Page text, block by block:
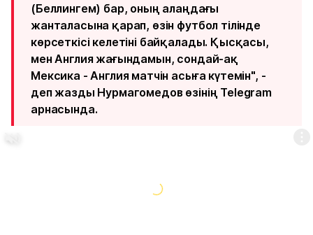
(Беллингем) бар, оның алаңдағы
жанталасына қарап, өзін футбол тілінде
көрсеткісі келетіні байқалады. Қысқасы,
мен Англия жағындамын, сондай-ақ
Мексика - Англия матчін асыға күтемін", -
деп жазды Нурмагомедов өзінің Telegram
арнасында.